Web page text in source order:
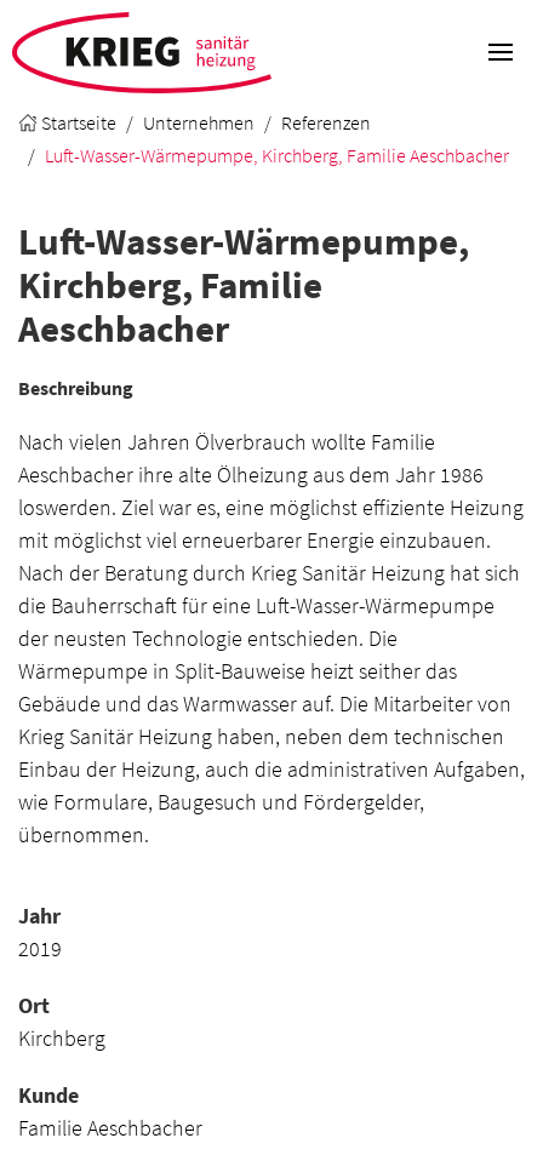
Startseite Unternehmen
Referenzen
Luft-Wasser-Wärmepumpe, Kirchberg, Familie Aeschbacher
Luft-Wasser-Wärmepumpe,
Kirchberg, Familie
Aeschbacher
Beschreibung
Nach vielen Jahren Ölverbrauch wollte Familie
Aeschbacher ihre alte Ölheizung aus dem Jahr 1986
loswerden. Ziel war es, eine möglichst effiziente Heizung
mit möglichst viel erneuerbarer Energie einzubauen.
Nach der Beratung durch Krieg Sanitär Heizung hat sich
die Bauherrschaft für eine Luft-Wasser-Wärmepumpe
der neusten Technologie entschieden. Die
Wärmepumpe in Split-Bauweise heizt seither das
Gebäude und das Warmwasser auf. Die Mitarbeiter von
Krieg Sanitär Heizung haben, neben dem technischen
Einbau der Heizung, auch die administrativen Aufgaben,
wie Formulare, Baugesuch und Fördergelder,
übernommen.
Jahr
2019
Ort
Kirchberg
Kunde
Familie Aeschbacher